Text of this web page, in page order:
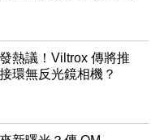
熱議！Viltrox 傳將推
環無反光鏡相機？